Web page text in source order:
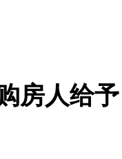
房人给予